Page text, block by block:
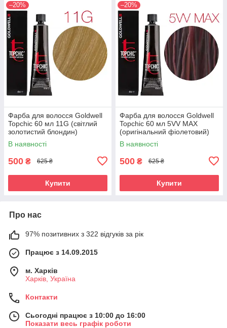
–20%
Фарба для волосся Goldwell
Topchic 60 мл 11G (світлий
золотистий блондин)
В наявності
500 ₴ 625 ₴
Купити
–20%
Фарба для волосся Goldwell
Topchic 60 мл 5VV MAX
(оригінальний фіолетовий)
В наявності
500 ₴ 625 ₴
Купити
Про нас
97% позитивних з 322 відгуків за рік
Працює з 14.09.2015
м. Харків
Харків, Україна
Контакти
Сьогодні працює з 10:00 до 16:00
Показати весь графік роботи